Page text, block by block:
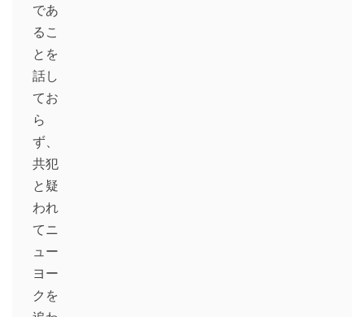
であ
るこ
とを
話し
てお
ら
ず、
共犯
と疑
われ
てニ
ュー
ヨー
クを